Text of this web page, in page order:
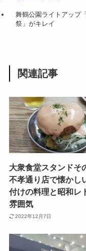
舞鶴公園ライトアップ
祭」がキレイ
関連記事
大衆食堂スタンドそ
不孝通り店で懐かし
付けの料理と昭和レ
雰囲気
2022年12月7日